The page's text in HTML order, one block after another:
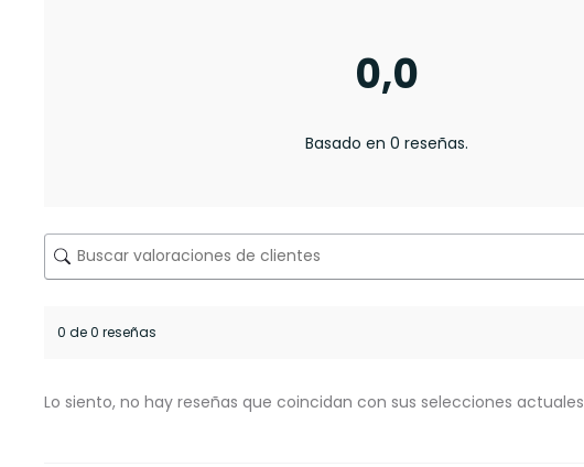
0,0
Basado en 0 reseñas.
0 de 0 reseñas
Lo siento, no hay reseñas que coincidan con sus selecciones actuales